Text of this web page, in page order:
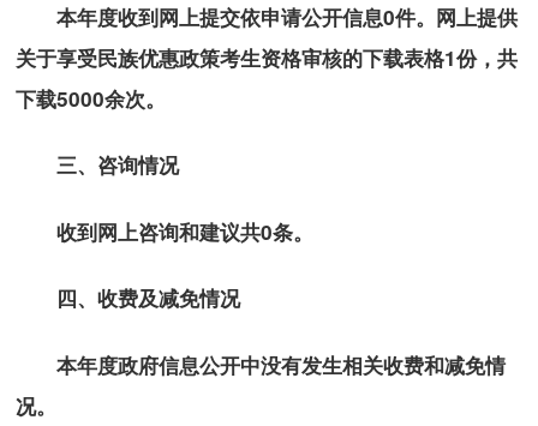
本年度收到网上提交依申请公开信息0件。网上提供
关于享受民族优惠政策考生资格审核的下载表格1份，共
下载5000余次。
三、咨询情况
收到网上咨询和建议共0条。
四、收费及减免情况
本年度政府信息公开中没有发生相关收费和减免情
况。